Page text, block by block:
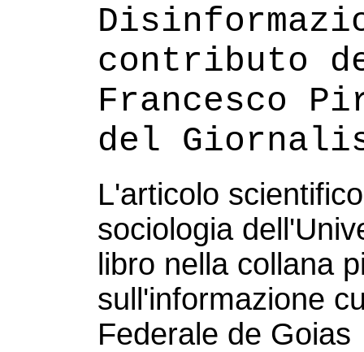
contributo
Francesco
del
L'articolo
sociologia
libro nella collana
sull'informazione
Federale de Goias